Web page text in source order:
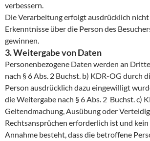
verbessern.
Die Verarbeitung erfolgt ausdrücklich nicht
Erkenntnisse über die Person des
gewinnen.
3. Weitergabe von Daten
Personenbezogene Daten werden an
nach § 6 Abs. 2 Buchst. b) KDR-OG durch
Person ausdrücklich dazu eingewilligt
die Weitergabe nach § 6 Abs. 2 Buchst. c)
Geltendmachung, Ausübung oder
Rechtsansprüchen erforderlich ist und
Annahme besteht, dass die betroffene